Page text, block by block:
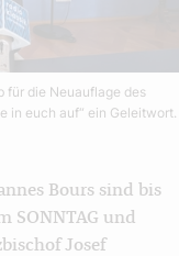
für die Neuauflage des
in euch auf“ ein Geleitwort.
Bours sind bis
SONNTAG und
Josef